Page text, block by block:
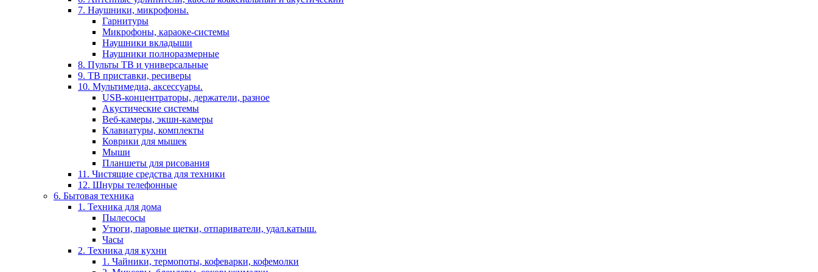
7. Наушники, микрофоны.
Гарнитуры
Микрофоны, караоке-системы
Наушники вкладыши
Наушники полноразмерные
8. Пульты ТВ и универсальные
9. ТВ приставки, ресиверы
10. Мультимедиа, аксессуары.
USB-концентраторы, держатели, разное
Акустические системы
Веб-камеры, экшн-камеры
Клавиатуры, комплекты
Коврики для мышек
Мыши
Планшеты для рисования
11. Чистящие средства для техники
12. Шнуры телефонные
6. Бытовая техника
1. Техника для дома
Пылесосы
Утюги, паровые щетки, отпариватели, удал.катыш.
Часы
2. Техника для кухни
1. Чайники, термопоты, кофеварки, кофемолки